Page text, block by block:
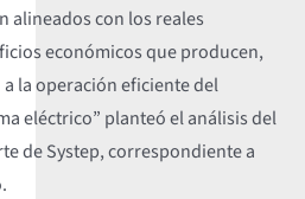
alineados con los reales
económicos que producen,
la operación eficiente del
eléctrico” planteó el análisis del
de Systep, correspondiente a